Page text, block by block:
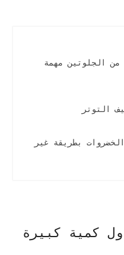
من الجلوتين مهمة
بطريقة غير
كمية كبيرة